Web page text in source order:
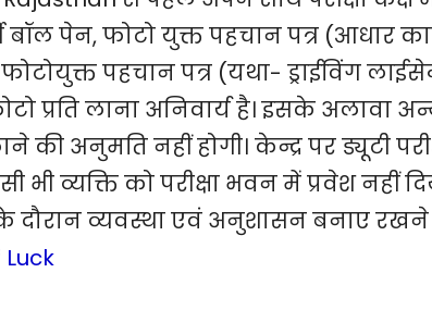
बॉल पेन, फोटो युक्त पहचान पत्र (आधार
पहचान पत्र (यथा- ड्राईविंग
प्रति लाना अनिवार्य है। इसके अलावा
की अनुमति नहीं होगी। केन्द्र पर ड्यूटी
भी व्यक्ति को परीक्षा भवन में प्रवेश नहीं
के दौरान व्यवस्था एवं अनुशासन बनाए